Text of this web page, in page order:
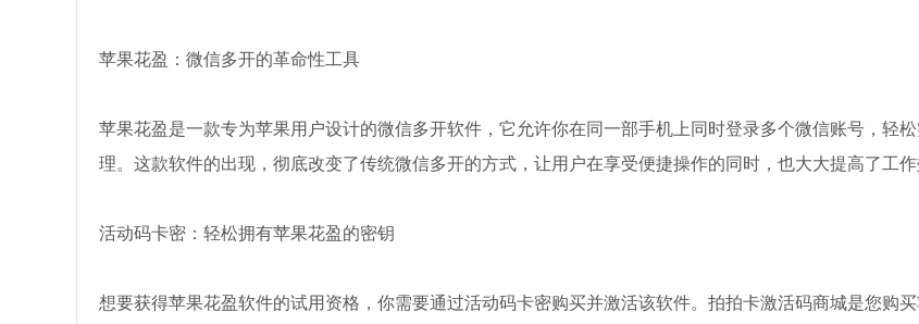
苹果花盈：微信多开的革命性工具
苹果花盈是一款专为苹果用户设计的微信多开软件，它允许你在同一部手机上同时登录多个微信账号，轻
理。这款软件的出现，彻底改变了传统微信多开的方式，让用户在享受便捷操作的同时，也大大提高了工作
活动码卡密：轻松拥有苹果花盈的密钥
想要获得苹果花盈软件的试用资格，你需要通过活动码卡密购买并激活该软件。拍拍卡激活码商城是您购